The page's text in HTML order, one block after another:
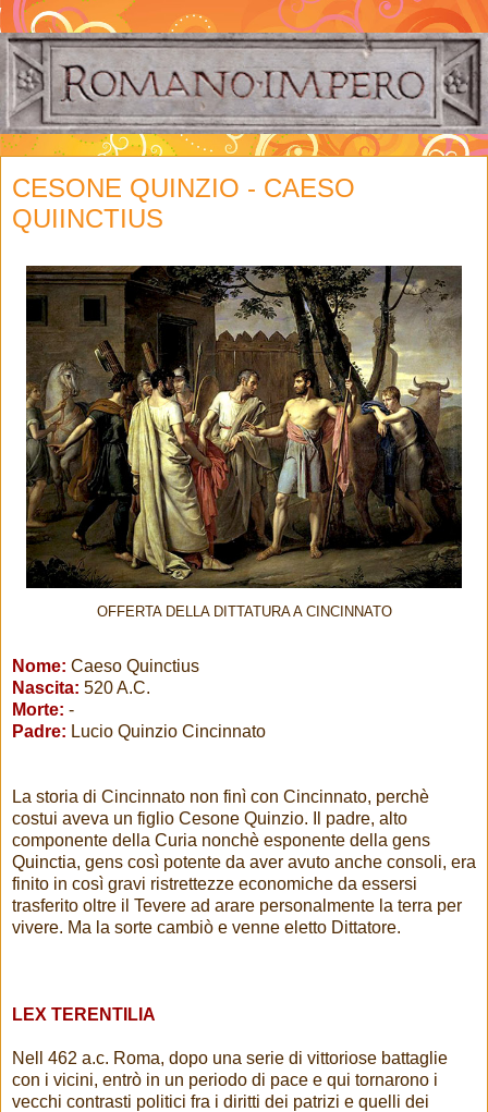
CESONE QUINZIO - CAESO
QUIINCTIUS
OFFERTA DELLA DITTATURA A CINCINNATO
Nome: Caeso Quinctius
Nascita: 520 A.C.
Morte: -
Padre: Lucio Quinzio Cincinnato
La storia di Cincinnato non finì con Cincinnato, perchè
costui aveva un figlio Cesone Quinzio. Il padre, alto
componente della Curia nonchè esponente della gens
Quinctia, gens così potente da aver avuto anche consoli, era
finito in così gravi ristrettezze economiche da essersi
trasferito oltre il Tevere ad arare personalmente la terra per
vivere. Ma la sorte cambiò e venne eletto Dittatore.
LEX TERENTILIA
Nell 462 a.c. Roma, dopo una serie di vittoriose battaglie
con i vicini, entrò in un periodo di pace e qui tornarono i
vecchi contrasti politici fra i diritti dei patrizi e quelli dei